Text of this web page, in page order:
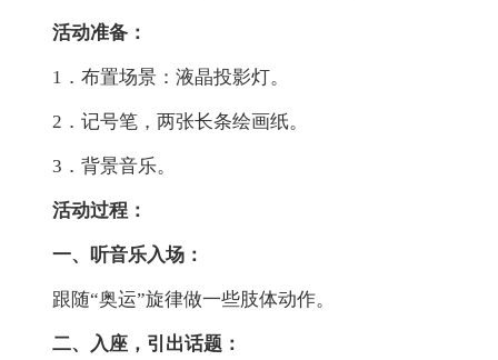
活动准备：
1．布置场景：液晶投影灯。
2．记号笔，两张长条绘画纸。
3．背景音乐。
活动过程：
一、听音乐入场：
跟随“奥运”旋律做一些肢体动作。
二、入座，引出话题：